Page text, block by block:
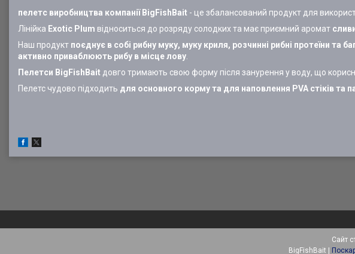
пелетс виробництва компанії BigFishBait - це збалансований продукт для
Лінійка Exotic Plum відноситься до розряду солодких та має приємний аромат
Наш продукт поєднує в собі рибну муку, муку криля, розчинні рибні протеїни та
активно приваблюють рибу в місце лову
Пелетси BigFishBait довго тримають свою форму після занурення у воду, що
Пелетс чудово підходить для основного корму та для наповлення PVA стіків та
Сайт